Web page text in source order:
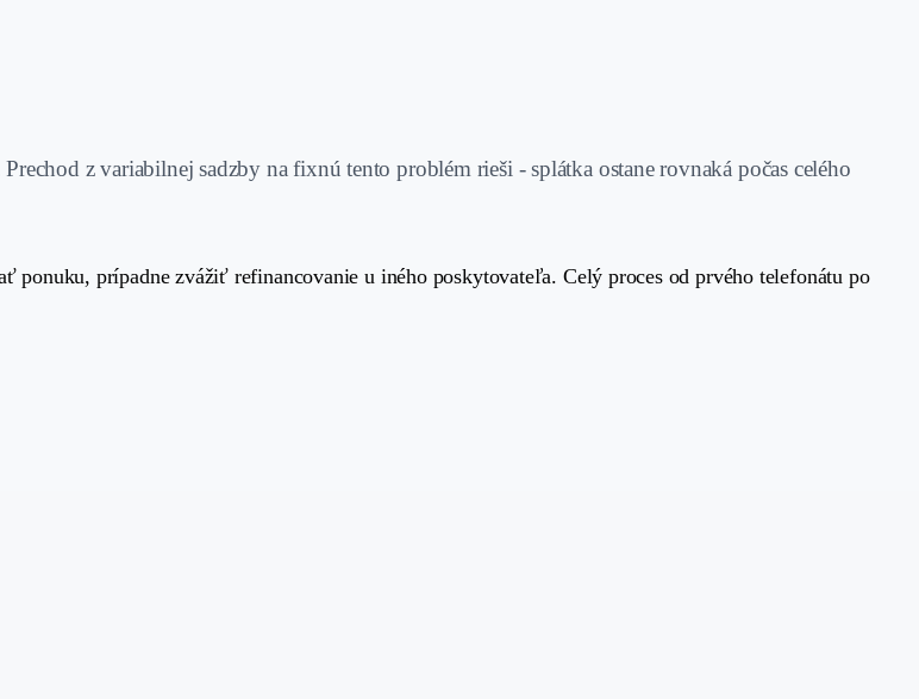
z variabilnej sadzby na fixnú tento problém rieši - splátka ostane rovnaká počas celého
prípadne zvážiť refinancovanie u iného poskytovateľa. Celý proces od prvého telefonátu po